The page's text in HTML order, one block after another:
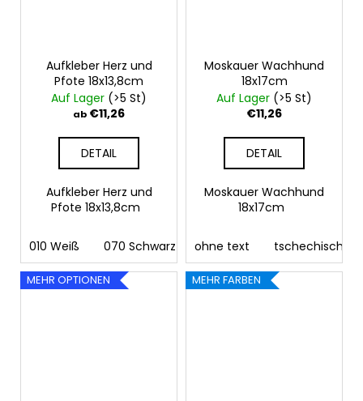
Aufkleber Herz und
Pfote 18x13,8cm
Auf Lager (>5 St)
ab €11,26
DETAIL
Aufkleber Herz und
Pfote 18x13,8cm
010 Weiß 070 Schwarz 090 Silber 091 Gold
Moskauer Wachhund
18x17cm
Auf Lager (>5 St)
€11,26
DETAIL
Moskauer Wachhund
18x17cm
ohne text tschechisch
MEHR OPTIONEN MEHR FARBEN